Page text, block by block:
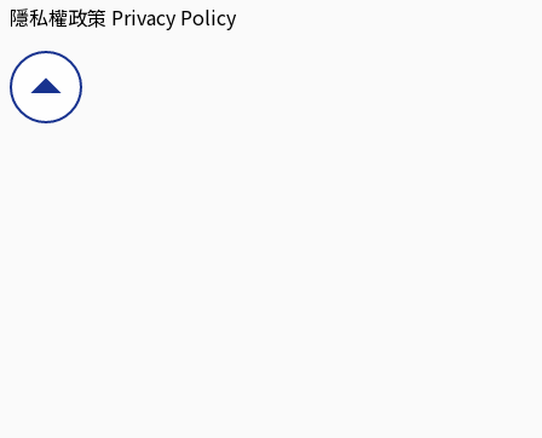
隱私權政策 Privacy Policy